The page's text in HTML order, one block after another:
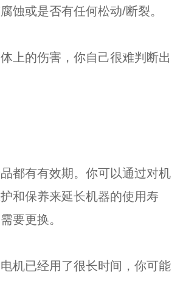
蚀或是否有任何松动/断裂。
的伤害，你自己很难判断出
有有效期。你可以通过对机
和保养来延长机器的使用寿
要更换。
已经用了很长时间，你可能